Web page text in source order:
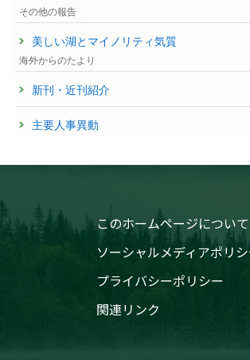
その他の報告
美しい湖とマイノリティ気質
海外からのたより
新刊・近刊紹介
主要人事異動
このホームページについて
ソーシャルメディアポリ
プライバシーポリシー
関連リンク